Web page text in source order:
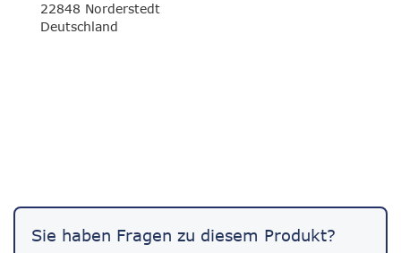
22848 Norderstedt
Deutschland
Sie haben Fragen zu diesem Produkt?